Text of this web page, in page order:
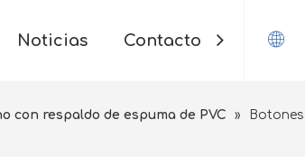
Noticias Contacto
con respaldo de espuma de PVC »